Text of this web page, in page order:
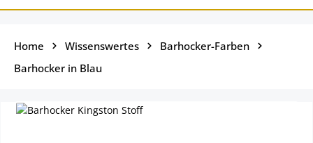
Home Wissenswertes
Barhocker-Farben
Barhocker in Blau